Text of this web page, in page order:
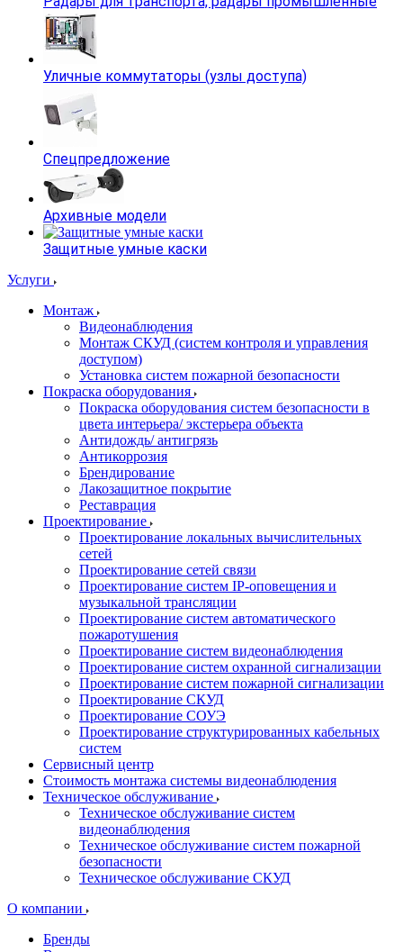
Уличные коммутаторы (узлы доступа)
Спецпредложение
Архивные модели
Защитные умные каски
Услуги
Монтаж
Видеонаблюдения
Монтаж СКУД (систем контроля и управления
доступом)
Установка систем пожарной безопасности
Покраска оборудования
Покраска оборудования систем безопасности в
цвета интерьера/ экстерьера объекта
Антидождь/ антигрязь
Антикоррозия
Брендирование
Лакозащитное покрытие
Реставрация
Проектирование
Проектирование локальных вычислительных
сетей
Проектирование сетей связи
Проектирование систем IP-оповещения и
музыкальной трансляции
Проектирование систем автоматического
пожаротушения
Проектирование систем видеонаблюдения
Проектирование систем охранной сигнализации
Проектирование систем пожарной сигнализации
Проектирование СКУД
Проектирование СОУЭ
Проектирование структурированных кабельных
систем
Сервисный центр
Стоимость монтажа системы видеонаблюдения
Техническое обслуживание
Техническое обслуживание систем
видеонаблюдения
Техническое обслуживание систем пожарной
безопасности
Техническое обслуживание СКУД
О компании
Бренды